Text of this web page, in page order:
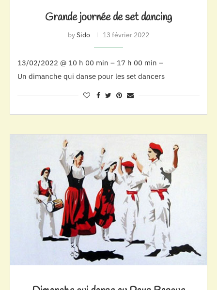
Grande journée de set dancing
bySido 13 février 2022
13/02/2022 @ 10 h 00 min – 17 h 00 min –
Un dimanche qui danse pour les set dancers